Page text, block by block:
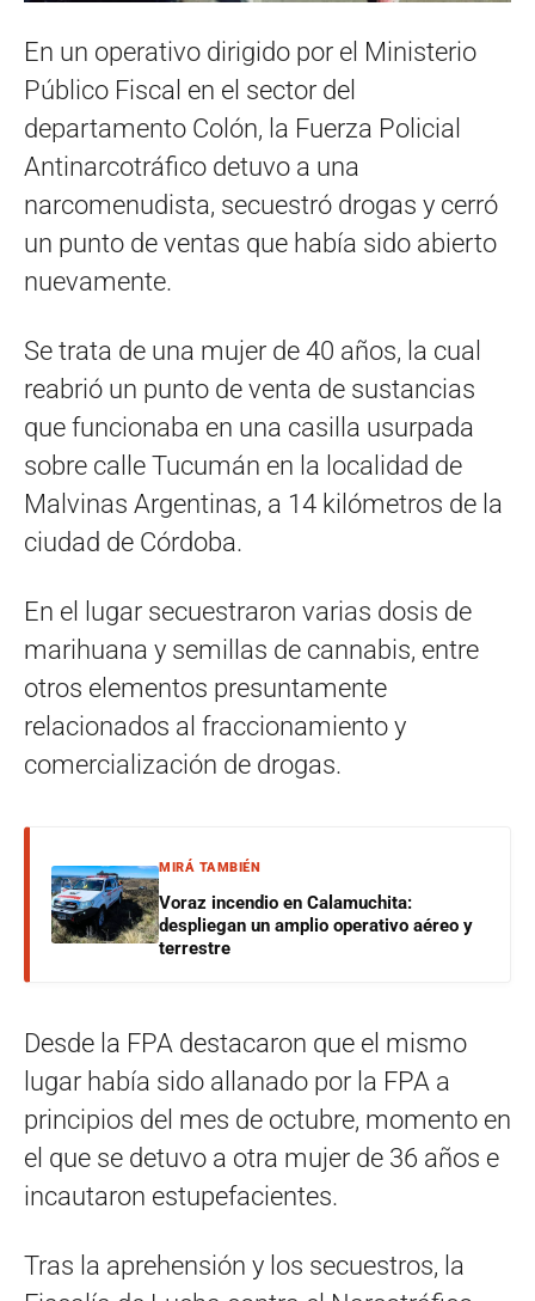
En un operativo dirigido por el Ministerio
Público Fiscal en el sector del
departamento Colón, la Fuerza Policial
Antinarcotráfico detuvo a una
narcomenudista, secuestró drogas y cerró
un punto de ventas que había sido abierto
nuevamente.
Se trata de una mujer de 40 años, la cual
reabrió un punto de venta de sustancias
que funcionaba en una casilla usurpada
sobre calle Tucumán en la localidad de
Malvinas Argentinas, a 14 kilómetros de la
ciudad de Córdoba.
En el lugar secuestraron varias dosis de
marihuana y semillas de cannabis, entre
otros elementos presuntamente
relacionados al fraccionamiento y
comercialización de drogas.
MIRÁ TAMBIÉN
Voraz incendio en Calamuchita:
despliegan un amplio operativo aéreo y
terrestre
Desde la FPA destacaron que el mismo
lugar había sido allanado por la FPA a
principios del mes de octubre, momento en
el que se detuvo a otra mujer de 36 años e
incautaron estupefacientes.
Tras la aprehensión y los secuestros, la